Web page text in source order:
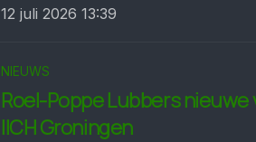
12 juli 2026 13:39
NIEUWS
Roel-Poppe Lubbers
IICH Groningen